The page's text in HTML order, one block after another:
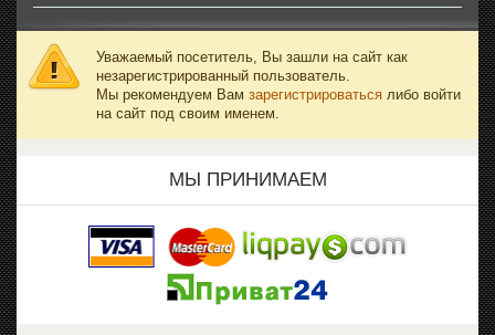
Уважаемый посетитель, Вы зашли на сайт как
незарегистрированный пользователь.
Мы рекомендуем Вам зарегистрироваться либо войти
на сайт под своим именем.
МЫ ПРИНИМАЕМ